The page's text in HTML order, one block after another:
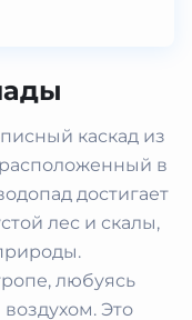
каскад из
в
достигает
лес и скалы,
любуясь
Это